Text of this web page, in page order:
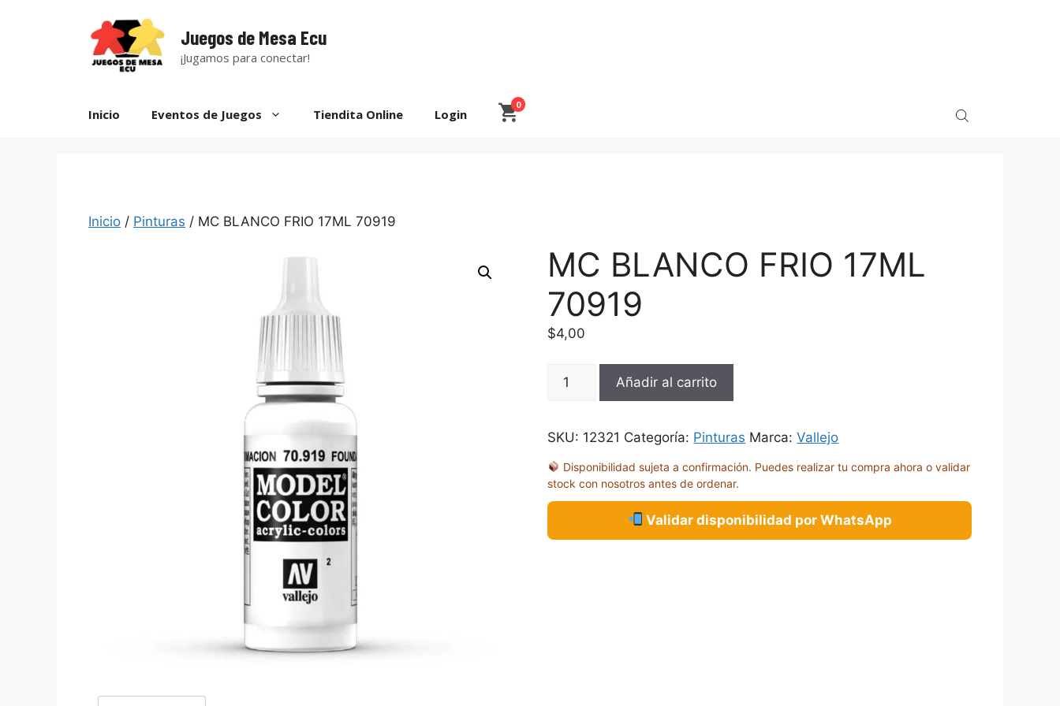
Juegos de Mesa Ecu
¡Jugamos para conectar!
Inicio Eventos de Juegos Tiendita Online Login
0
Inicio / Pinturas / MC BLANCO FRIO 17ML 70919
MC BLANCO FRIO 17ML
70919
$4,00
BLANCO
17ML
cantidad
Añadir al carrito
SKU: 12321 Categoría: Pinturas Marca:Vallejo
Disponibilidad sujeta a confirmación. Puedes realizar tu compra ahora o validar
stock con nosotros antes de ordenar.
Validar disponibilidad por WhatsApp